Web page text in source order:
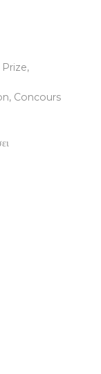
Prize,
Concours